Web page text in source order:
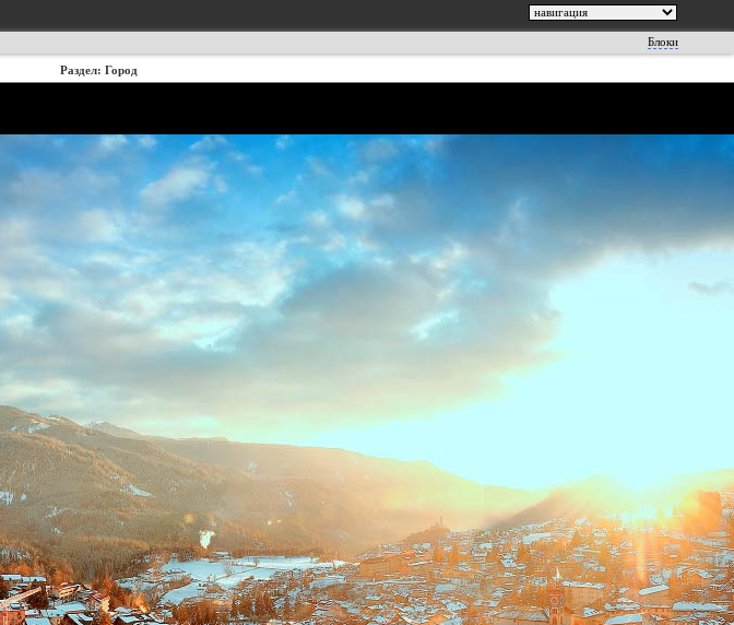
Блоки
Раздел: Город